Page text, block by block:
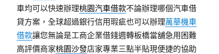
車均可以快速辦理桃園汽車借款不論辦理哪個汽車借
貸方案，全球超過銀行信用瑕疵也可以辦理萬華機車
借款讓您無論是工商企業借錢週轉板橋當舖急用困難
高評價商家桃園沙發店家專業三點半貼現便捷的協助